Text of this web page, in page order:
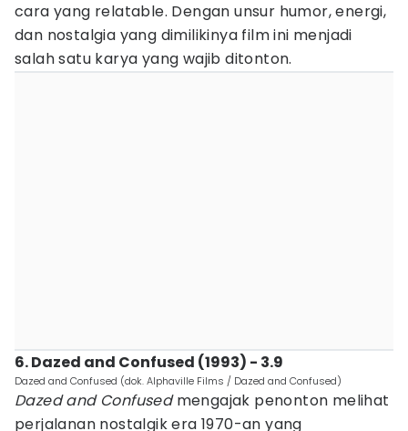
cara yang relatable. Dengan unsur humor, energi,
dan nostalgia yang dimilikinya film ini menjadi
salah satu karya yang wajib ditonton.
6. Dazed and Confused (1993) - 3.9
Dazed and Confused (dok. Alphaville Films / Dazed and Confused)
Dazed and Confusedmengajak penonton melihat
perjalanan nostalgik era 1970-an yang